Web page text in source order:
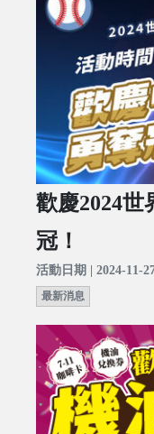
歡慶2024世
冠！
活動日期 | 2024-11-
最新消息